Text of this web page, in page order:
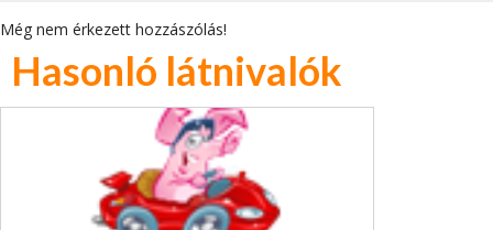
Még nem érkezett hozzászólás!
Hasonló látnivalók